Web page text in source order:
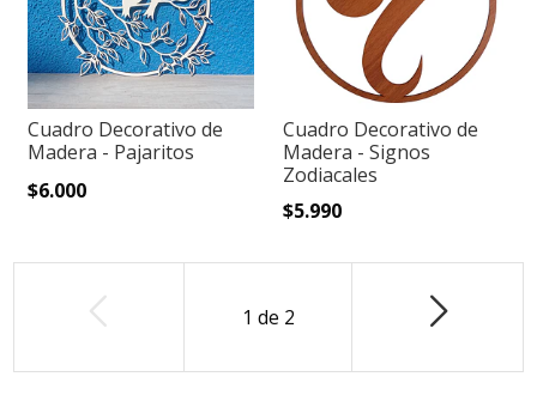
Cuadro Decorativo de
Madera - Pajaritos
$6.000
Cuadro Decorativo de
Madera - Signos
Zodiacales
$5.990
1 de 2